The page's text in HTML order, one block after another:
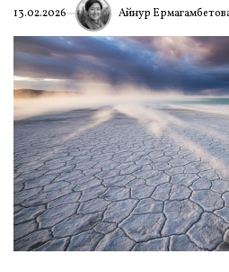
13.02.2026 Айнур